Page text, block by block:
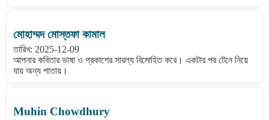
মোহাম্মদ মোস্তফা কামাল
তারিখ: 2025-12-09
আপনার কবিতার ভাষা ও প্রকাশের সারল্য বিমোহিত করে। একটার পর টেনে নিয়ে
যায় অন্য পাতায়।
Muhin Chowdhury